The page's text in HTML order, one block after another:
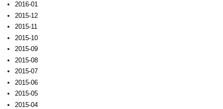
2016-01
2015-12
2015-11
2015-10
2015-09
2015-08
2015-07
2015-06
2015-05
2015-04